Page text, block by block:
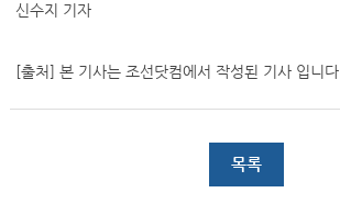
신수지 기자
[출처] 본 기사는 조선닷컴에서 작성된 기사 입니다.
목록